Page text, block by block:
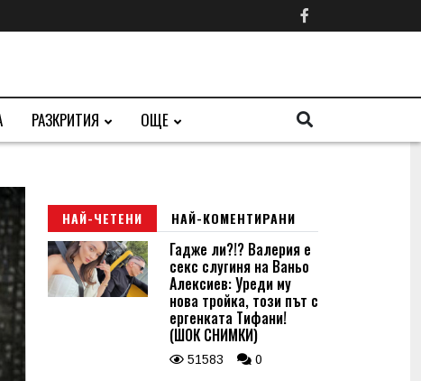
РАЗКРИТИЯ ОЩЕ
НАЙ-ЧЕТЕНИ НАЙ-КОМЕНТИРАНИ
Гадже ли?!? Валерия е
секс слугиня на Ваньо
Алексиев: Уреди му
нова тройка, този път с
ергенката Тифани!
(ШОК СНИМКИ)
51583 0